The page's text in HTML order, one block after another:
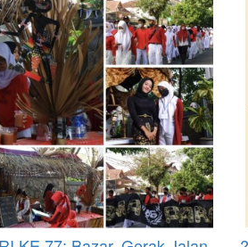
KE 77: Bazar, Gerak Jalan,
Dibaca1632 kali